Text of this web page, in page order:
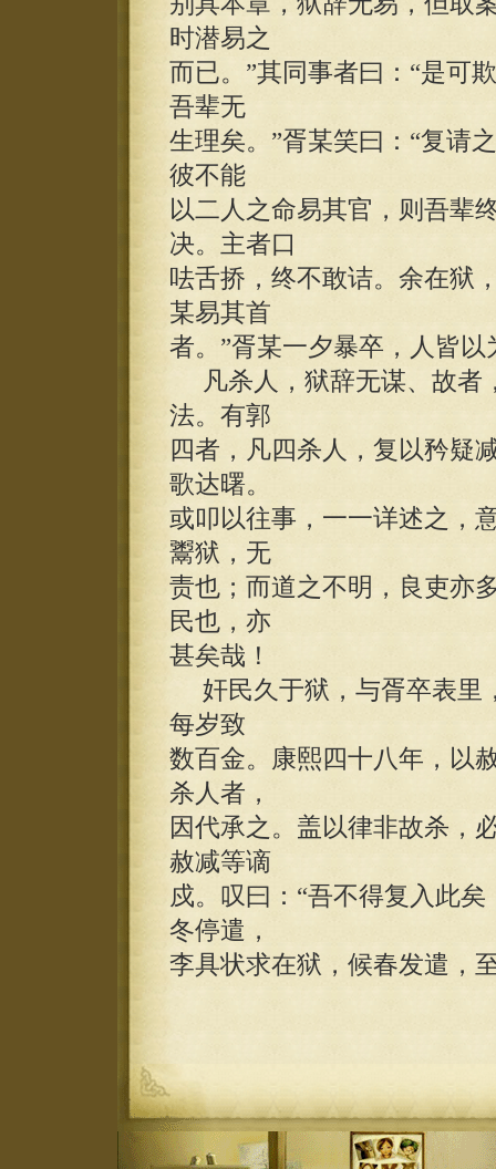
时潜易之
而已。”其同事者曰：“是可
吾辈无
生理矣。”胥某笑曰：“复请
彼不能
以二人之命易其官，则吾辈
决。主者口
呿舌挢，终不敢诘。余在狱
某易其首
者。”胥某一夕暴卒，人皆以
凡杀人，狱辞无谋、故者
法。有郭
四者，凡四杀人，复以矜疑
歌达曙。
或叩以往事，一一详述之，
鬻狱，无
责也；而道之不明，良吏亦
民也，亦
甚矣哉！
奸民久于狱，与胥卒表里
每岁致
数百金。康熙四十八年，以
杀人者，
因代承之。盖以律非故杀，
赦减等谪
戍。叹曰：“吾不得复入此
冬停遣，
李具状求在狱，候春发遣，